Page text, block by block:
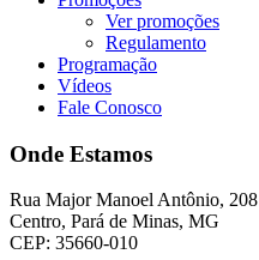
Ver promoções
Regulamento
Programação
Vídeos
Fale Conosco
Onde Estamos
Rua Major Manoel Antônio, 208
Centro, Pará de Minas, MG
CEP: 35660-010